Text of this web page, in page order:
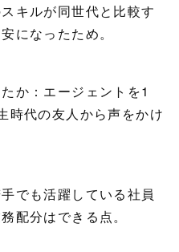
キルが同世代と比較す
になったため。
か：エージェントを1
時代の友人から声をかけ
でも活躍している社員
配分はできる点。